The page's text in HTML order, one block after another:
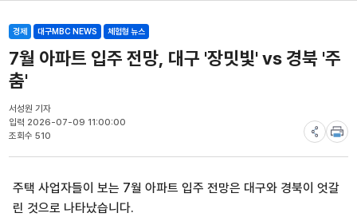
경제 대구MBC NEWS 체험형 뉴스
7월 아파트 입주 전망, 대구 '장밋빛' vs 경북 '주
춤'
서성원 기자
입력 2026-07-09 11:00:00
조회수 510
주택 사업자들이 보는 7월 아파트 입주 전망은 대구와 경북이 엇갈
린 것으로 나타났습니다.